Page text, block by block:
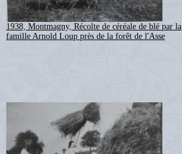
1938, Montmagny, Récolte de céréale de blé par la
famille Arnold Loup près de la forêt de l'Asse